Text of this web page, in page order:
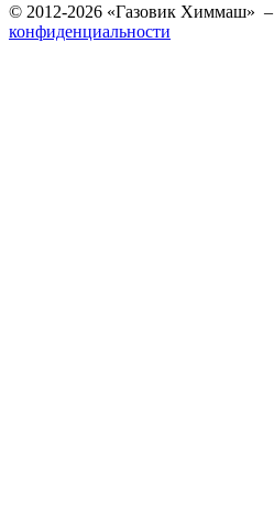
© 2012-2026 «Газовик Химмаш» –
конфиденциальности